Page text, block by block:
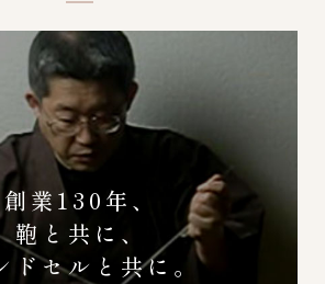
創業130年、
鞄と共に、
ドセルと共に。